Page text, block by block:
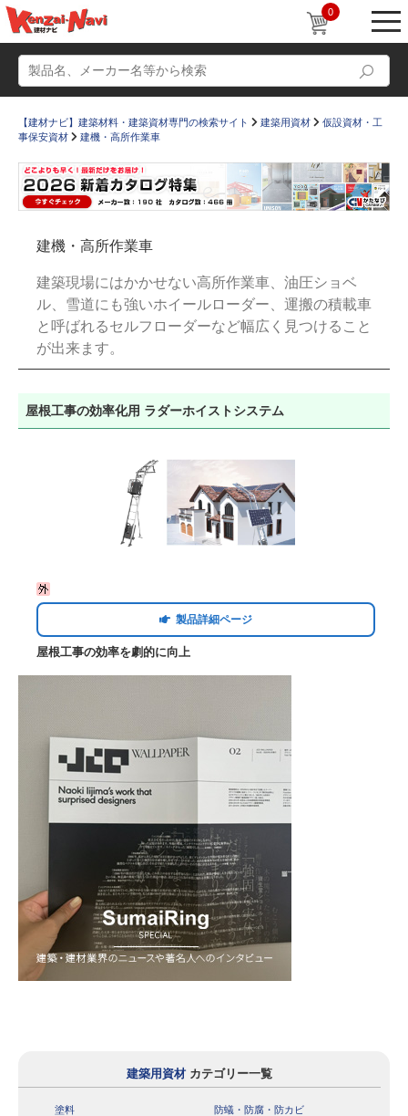
0
すまいリング 設計士インタビュー
Q＆A 販売・施工代理店募集
お気に入り
【建材ナビ】建築材料・建築資材専門の検索サイト 建築用資材
仮設資材・工
事保安資材
建機・高所作業車
建機・高所作業車
建築現場にはかかせない高所作業車、油圧ショベ
ル、雪道にも強いホイールローダー、運搬の積載車
と呼ばれるセルフローダーなど幅広く見つけること
が出来ます。
屋根工事の効率化用 ラダーホイストシステム
製品詳細ページ
屋根工事の効率を劇的に向上
建築用資材 カテゴリー一覧
塗料
防蟻・防腐・防カビ